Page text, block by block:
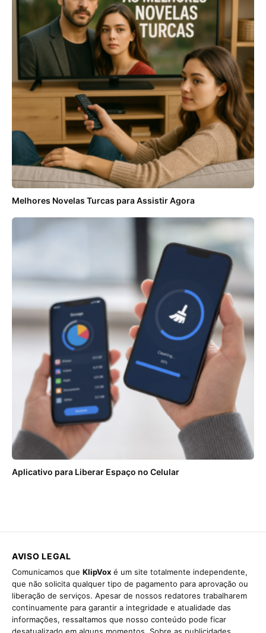
Melhores Novelas Turcas para Assistir Agora
Aplicativo para Liberar Espaço no Celular
AVISO LEGAL
Comunicamos que KlipVox é um site totalmente independente,
que não solicita qualquer tipo de pagamento para aprovação ou
liberação de serviços. Apesar de nossos redatores trabalharem
continuamente para garantir a integridade e atualidade das
informações, ressaltamos que nosso conteúdo pode ficar